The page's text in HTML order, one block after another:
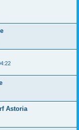
Astoria